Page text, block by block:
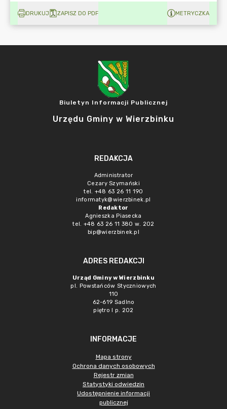
DRUKUJ ZAPISZ DO PDF METRYCZKA
Biuletyn Informacji Publicznej
Urzędu Gminy w Wierzbinku
REDAKCJA
Administrator
Cezary Szymański
tel. +48 63 26 11 190
informatyk@wierzbinek.pl
Redaktor
Agnieszka Piasecka
tel. +48 63 26 11 380 w. 202
bip@wierzbinek.pl
ADRES REDAKCJI
Urząd Gminy w Wierzbinku
pl. Powstańców Styczniowych
110
62-619 Sadlno
piętro I p. 202
INFORMACJE
Mapa strony
Ochrona danych osobowych
Rejestr zmian
Statystyki odwiedzin
Udostępnienie informacji
publicznej